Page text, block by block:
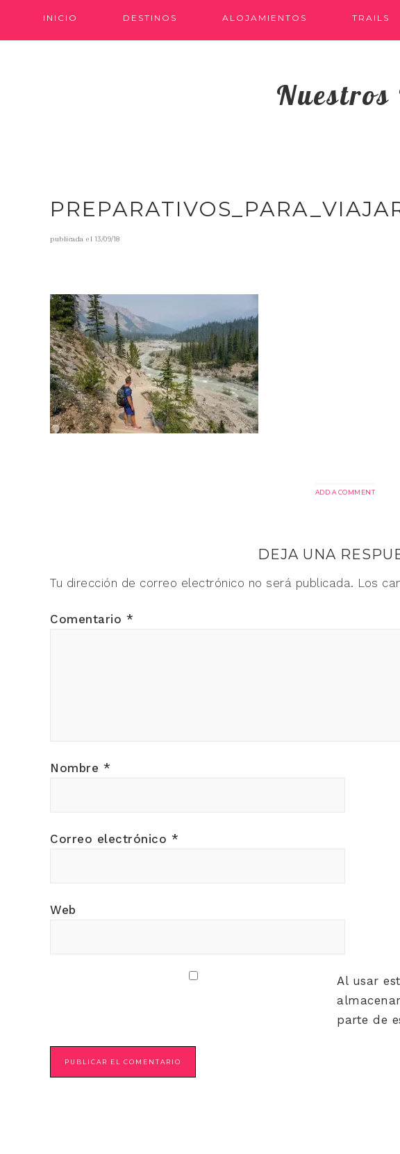
INICIO DESTINOS ALOJAMIENTOS TRAILS
Nuestros
publicada el13/09/18
ADD A COMMENT
DEJA UNA
Tu dirección de correo electrónico no será publicada. Los
Comentario *
Nombre *
Correo electrónico *
Web
Al usar
parte de